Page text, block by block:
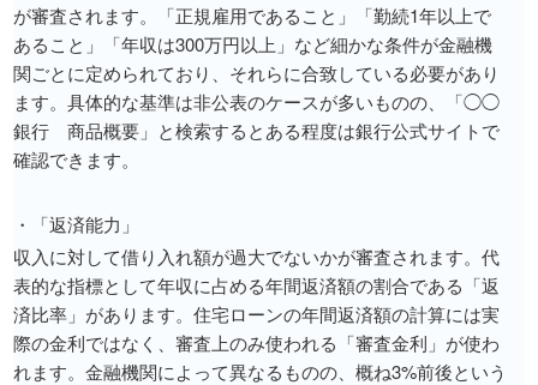
が審査されます。「正規雇用であること」「勤続1年以上で
あること」「年収は300万円以上」など細かな条件が金融機
関ごとに定められており、それらに合致している必要があり
ます。具体的な基準は非公表のケースが多いものの、「◯◯
銀行 商品概要」と検索するとある程度は銀行公式サイトで
確認できます。
・「返済能力」
収入に対して借り入れ額が過大でないかが審査されます。代
表的な指標として年収に占める年間返済額の割合である「返
済比率」があります。住宅ローンの年間返済額の計算には実
際の金利ではなく、審査上のみ使われる「審査金利」が使わ
れます。金融機関によって異なるものの、概ね3%前後という